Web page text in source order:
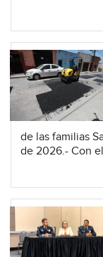
de las familias
de 2026.- Con